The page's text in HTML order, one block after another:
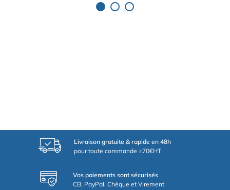
Livraison gratuite & rapide en 48h
pour toute commande ≥70€HT
Vos paiements sont sécurisés
CB, PayPal, Chèque et Virement